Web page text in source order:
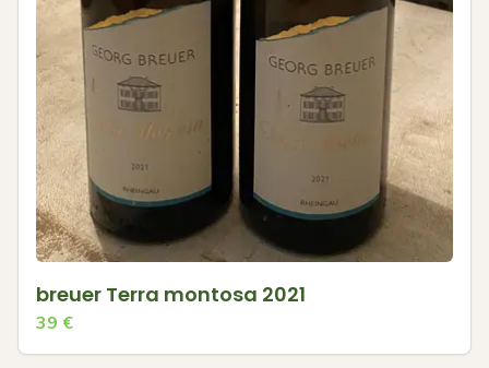
breuer Terra montosa 2021
39 €